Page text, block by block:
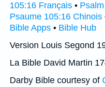
105:16 Français •
Psaume 105:16 Chinois
Bible Apps • Bible Hub
Version Louis Segond
La Bible David Martin
Darby Bible courtesy of